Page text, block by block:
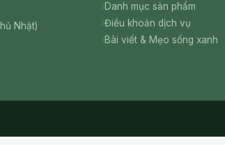
Nhật)
Danh mục sản phẩm
Điều khoản dịch vụ
Bài viết & Mẹo sống xanh